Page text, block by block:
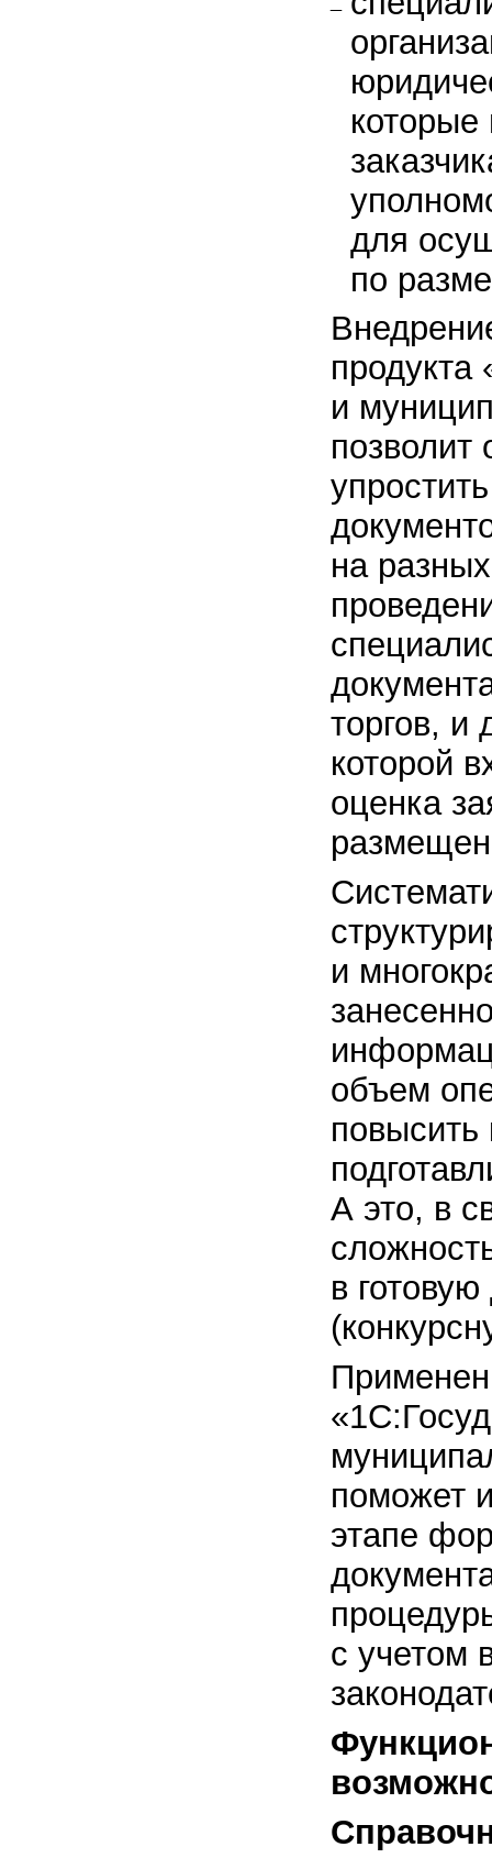
которые
для
по
продукта
и
позволит
на
торгов, и
которой
оценка
и
объем
повысить
А это, в
в
поможет
этапе
с учетом